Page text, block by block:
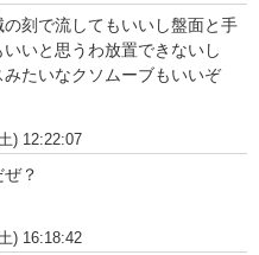
刻で流してもいいし盤面と手
いと思うわ放置できないし
たいなクソムーブもいいぞ
) 12:22:07
？
) 16:18:42